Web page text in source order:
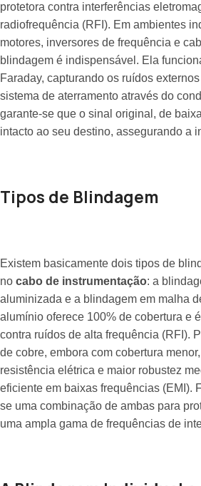
protetora contra interferências
radiofrequência (RFI). Em ambientes
motores, inversores de frequência e
blindagem é indispensável. Ela
Faraday, capturando os ruídos
sistema de aterramento através do
garante-se que o sinal original, de
intacto ao seu destino, assegurando a
Tipos de Blindagem
Existem basicamente dois tipos de
no cabo de instrumentação: a
aluminizada e a blindagem em malha
alumínio oferece 100% de cobertura e
contra ruídos de alta frequência (RFI).
de cobre, embora com cobertura
resistência elétrica e maior robustez
eficiente em baixas frequências (EMI).
se uma combinação de ambas para
uma ampla gama de frequências de